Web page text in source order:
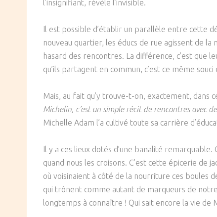
l’insignifiant, révèle l’invisible.
Il est possible d’établir un parallèle entre cette
nouveau quartier, les éducs de rue agissent de
hasard des rencontres. La différence, c’est que
qu’ils partagent en commun, c’est ce même
Mais, au fait qu’y trouve-t-on, exactement, dans
Michelin, c’est un simple récit de rencontres avec
Michelle Adam l’a cultivé toute sa carrière
Il y a ces lieux dotés d’une banalité
quand nous les croisons. C’est cette épicerie de
où voisinaient à côté de la nourriture ces boules
qui trônent comme autant de marqueurs de
longtemps à connaître ! Qui sait encore la vie